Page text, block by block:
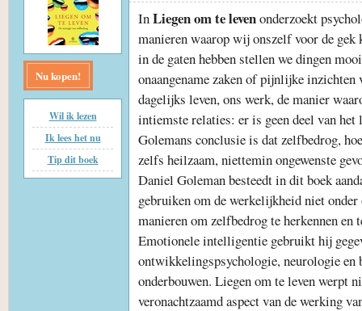
Nu kopen!
Wil ik lezen
Ik lees het nu
Tip dit boek
InLiegen om te levenonderzoekt
manieren waarop wij onszelf voor de gek
in de gaten hebben stellen we dingen
onaangename zaken of pijnlijke inzichten
dagelijks leven, ons werk, de manier
intiemste relaties: er is geen deel van
Golemans conclusie is dat zelfbedrog,
zelfs heilzaam, niettemin ongewenste
Daniel Goleman besteedt in dit boek
gebruiken om de werkelijkheid niet onder
manieren om zelfbedrog te herkennen en
Emotionele intelligentie gebruikt hij
ontwikkelingspsychologie, neurologie en
onderbouwen. Liegen om te leven werpt
veronachtzaamd aspect van de werking